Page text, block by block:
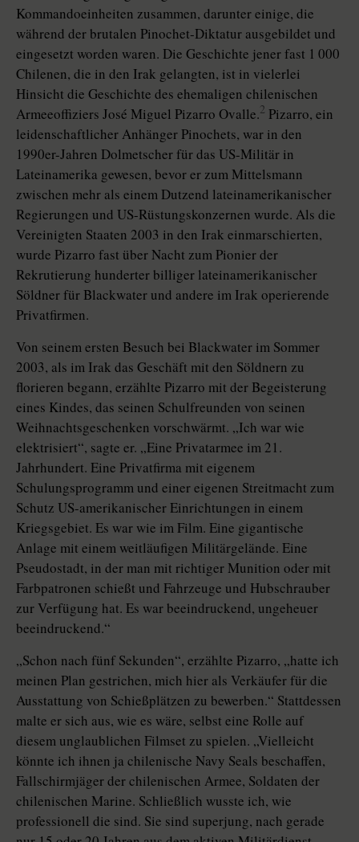
Kommandoeinheiten zusammen, darunter einige, die
während der brutalen Pinochet-Diktatur ausgebildet und
eingesetzt worden waren. Die Geschichte jener fast 1 000
Chilenen, die in den Irak gelangten, ist in vielerlei
Hinsicht die Geschichte des ehemaligen chilenischen
Armeeoffiziers José Miguel Pizarro Ovalle.2 Pizarro, ein
leidenschaftlicher Anhänger Pinochets, war in den
1990er-Jahren Dolmetscher für das US-Militär in
Lateinamerika gewesen, bevor er zum Mittelsmann
zwischen mehr als einem Dutzend lateinamerikanischer
Regierungen und US-Rüstungskonzernen wurde. Als die
Vereinigten Staaten 2003 in den Irak einmarschierten,
wurde Pizarro fast über Nacht zum Pionier der
Rekrutierung hunderter billiger lateinamerikanischer
Söldner für Blackwater und andere im Irak operierende
Privatfirmen.
Von seinem ersten Besuch bei Blackwater im Sommer
2003, als im Irak das Geschäft mit den Söldnern zu
florieren begann, erzählte Pizarro mit der Begeisterung
eines Kindes, das seinen Schulfreunden von seinen
Weihnachtsgeschenken vorschwärmt. „Ich war wie
elektrisiert“, sagte er. „Eine Privatarmee im 21.
Jahrhundert. Eine Privatfirma mit eigenem
Schulungsprogramm und einer eigenen Streitmacht zum
Schutz US-amerikanischer Einrichtungen in einem
Kriegsgebiet. Es war wie im Film. Eine gigantische
Anlage mit einem weitläufigen Militärgelände. Eine
Pseudostadt, in der man mit richtiger Munition oder mit
Farbpatronen schießt und Fahrzeuge und Hubschrauber
zur Verfügung hat. Es war beeindruckend, ungeheuer
beeindruckend.“
„Schon nach fünf Sekunden“, erzählte Pizarro, „hatte ich
meinen Plan gestrichen, mich hier als Verkäufer für die
Ausstattung von Schießplätzen zu bewerben.“ Stattdessen
malte er sich aus, wie es wäre, selbst eine Rolle auf
diesem unglaublichen Filmset zu spielen. „Vielleicht
könnte ich ihnen ja chilenische Navy Seals beschaffen,
Fallschirmjäger der chilenischen Armee, Soldaten der
chilenischen Marine. Schließlich wusste ich, wie
professionell die sind. Sie sind superjung, nach gerade